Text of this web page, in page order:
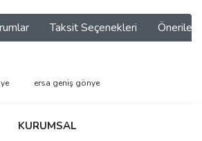
Taksit Seçenekleri
ürün açıklamalarında ve diğer
teşekkür ederiz.
ersa geniş gönye
KURUMSAL